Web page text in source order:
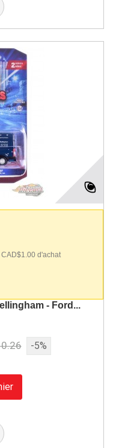
d'achat
- Ford...
-5%